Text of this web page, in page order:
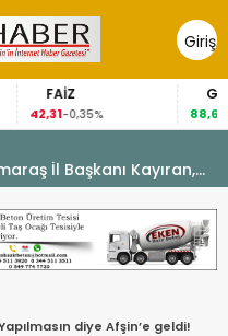
Giriş
Yap
88,60
İl Başkanı Kayıran,
diye Afşin’e geldi!